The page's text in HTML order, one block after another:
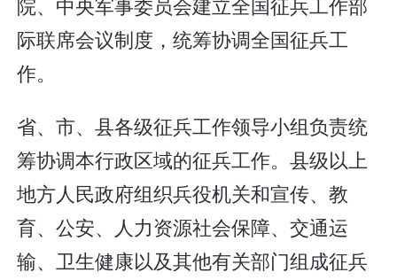
际联席会议制度，统筹协调全国征兵工
作。
省、市、县各级征兵工作领导小组负责统
筹协调本行政区域的征兵工作。县级以上
地方人民政府组织兵役机关和宣传、教
育、公安、人力资源社会保障、交通运
输、卫生健康以及其他有关部门组成征兵